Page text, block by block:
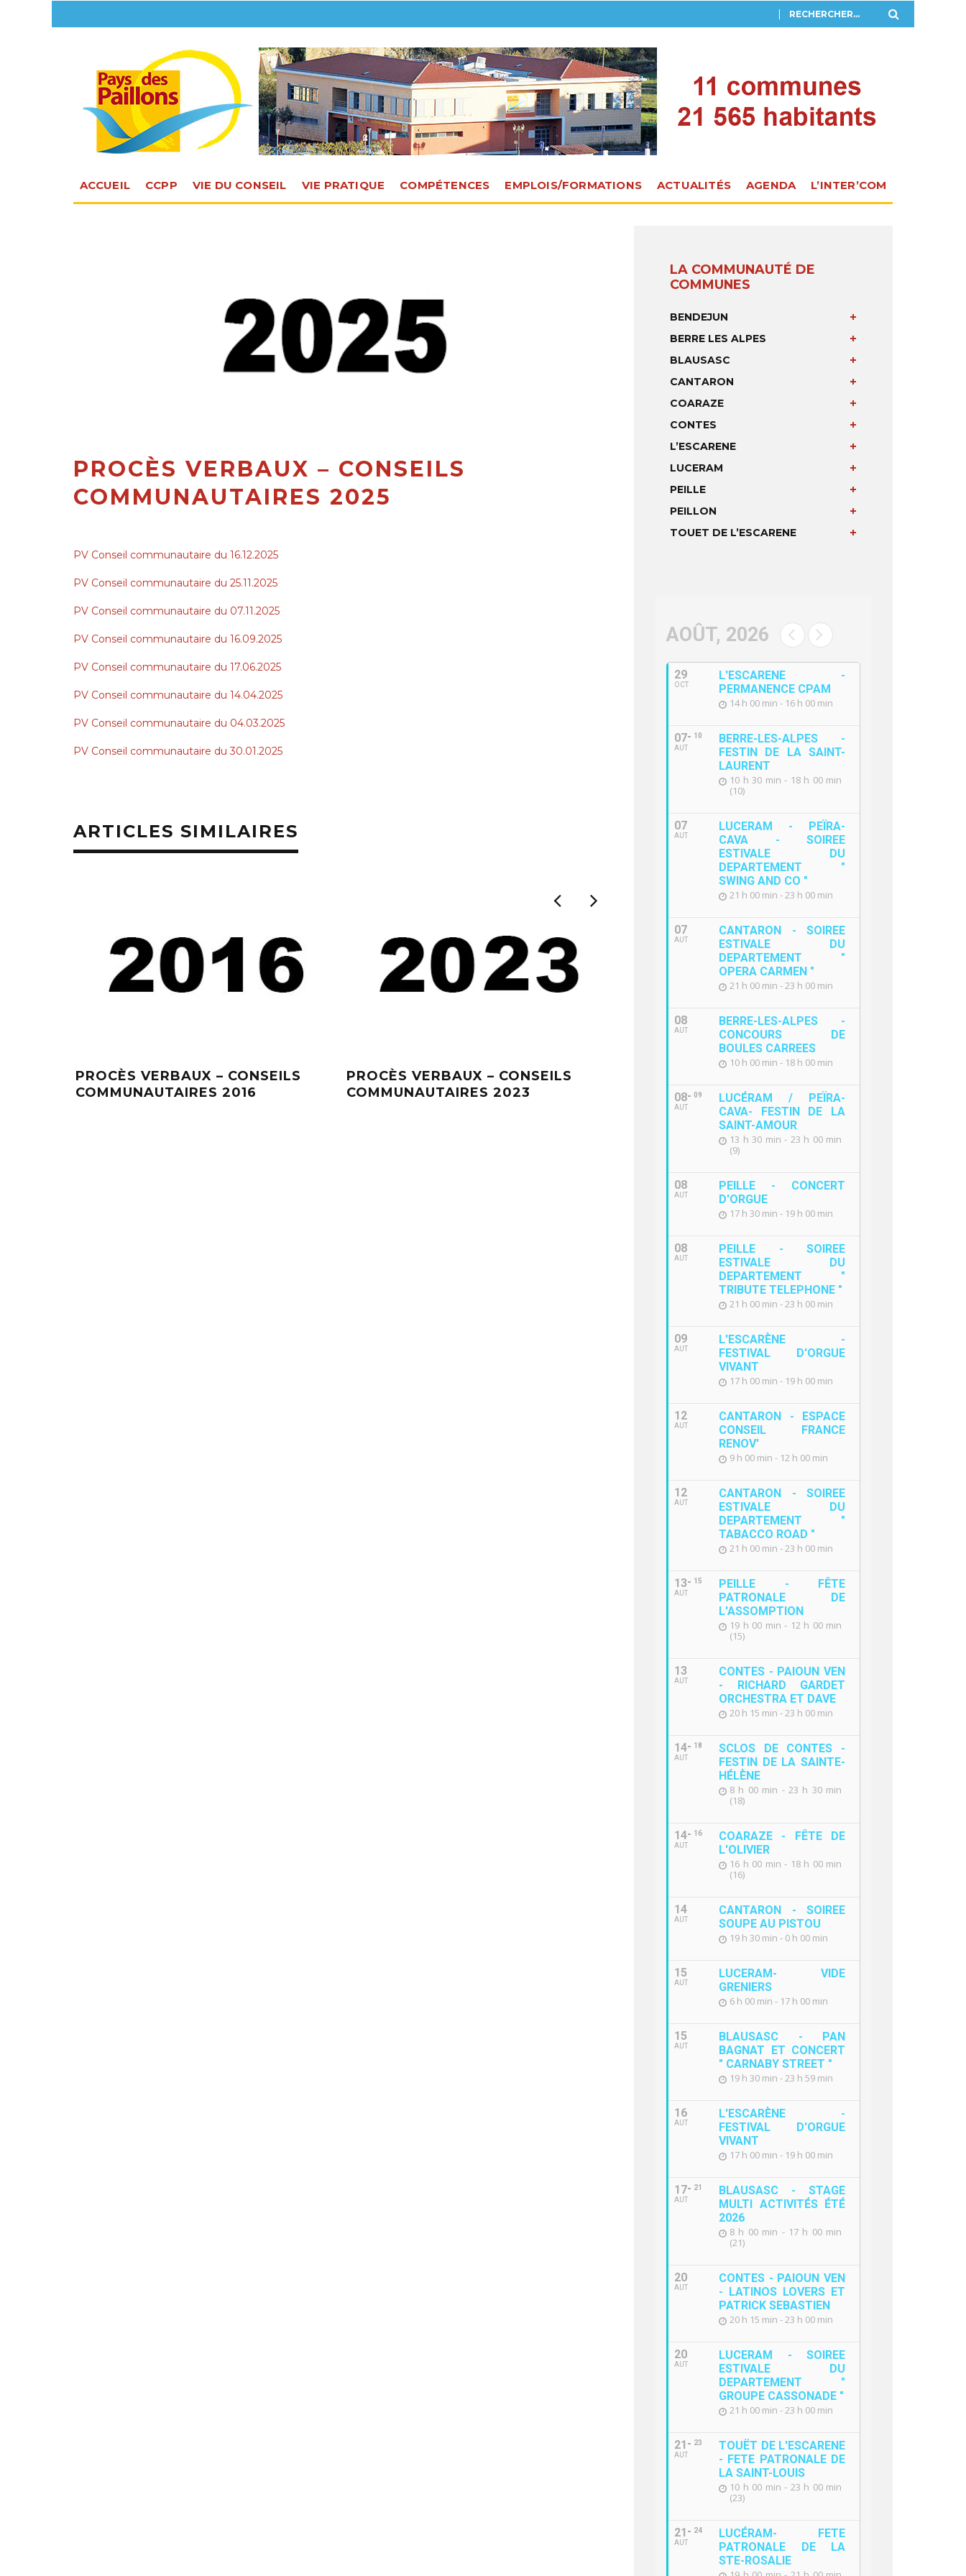
ACCUEIL CCPP VIE DU CONSEIL VIE PRATIQUE COMPÉTENCES EMPLOIS/FORMATIONS ACTUALITÉS AGENDA L’INTER’COM
PROCÈS VERBAUX – CONSEILS
COMMUNAUTAIRES 2025
PV Conseil communautaire du 16.12.2025
PV Conseil communautaire du 25.11.2025
PV Conseil communautaire du 07.11.2025
PV Conseil communautaire du 16.09.2025
PV Conseil communautaire du 17.06.2025
PV Conseil communautaire du 14.04.2025
PV Conseil communautaire du 04.03.2025
PV Conseil communautaire du 30.01.2025
ARTICLES SIMILAIRES
PROCÈS VERBAUX – CONSEILS
COMMUNAUTAIRES 2016
PROCÈS VERBAUX – CONSEILS
COMMUNAUTAIRES 2023
COMMUNAUTAIRES 2022
LA COMMUNAUTÉ DE
COMMUNES
BENDEJUN
BERRE LES ALPES
BLAUSASC
CANTARON
COARAZE
CONTES
L’ESCARENE
LUCERAM
PEILLE
PEILLON
TOUET DE L’ESCARENE
AOÛT, 2026
29
OCT
L'ESCARENE -
PERMANENCE CPAM
14 h 00 min - 16 h 00 min
07
AUT
10
BERRE-LES-ALPES -
FESTIN DE LA SAINT-
LAURENT
10 h 30 min - 18 h 00 min
(10)
07
AUT
LUCERAM - PEÏRA-
CAVA - SOIREE
ESTIVALE DU
DEPARTEMENT "
SWING AND CO "
21 h 00 min - 23 h 00 min
07
AUT
CANTARON - SOIREE
ESTIVALE DU
DEPARTEMENT "
OPERA CARMEN "
21 h 00 min - 23 h 00 min
08
AUT
BERRE-LES-ALPES -
CONCOURS DE
BOULES CARREES
10 h 00 min - 18 h 00 min
08
AUT
09
LUCÉRAM / PEÏRA-
CAVA- FESTIN DE LA
SAINT-AMOUR
13 h 30 min - 23 h 00 min
(9)
08
AUT
PEILLE - CONCERT
D'ORGUE
17 h 30 min - 19 h 00 min
08
AUT
PEILLE - SOIREE
ESTIVALE DU
DEPARTEMENT "
TRIBUTE TELEPHONE "
21 h 00 min - 23 h 00 min
09
AUT
L'ESCARÈNE -
FESTIVAL D'ORGUE
VIVANT
17 h 00 min - 19 h 00 min
12
AUT
CANTARON - ESPACE
CONSEIL FRANCE
RENOV'
9 h 00 min - 12 h 00 min
12
AUT
CANTARON - SOIREE
ESTIVALE DU
DEPARTEMENT "
TABACCO ROAD "
21 h 00 min - 23 h 00 min
13
AUT
15
PEILLE - FÊTE
PATRONALE DE
L'ASSOMPTION
19 h 00 min - 12 h 00 min
(15)
13
AUT
CONTES - PAIOUN VEN
- RICHARD GARDET
ORCHESTRA ET DAVE
20 h 15 min - 23 h 00 min
14
AUT
18
SCLOS DE CONTES -
FESTIN DE LA SAINTE-
HÉLÈNE
8 h 00 min - 23 h 30 min
(18)
14
AUT
16
COARAZE - FÊTE DE
L'OLIVIER
16 h 00 min - 18 h 00 min
(16)
14
AUT
CANTARON - SOIREE
SOUPE AU PISTOU
19 h 30 min - 0 h 00 min
15
AUT
LUCERAM- VIDE
GRENIERS
6 h 00 min - 17 h 00 min
15
AUT
BLAUSASC - PAN
BAGNAT ET CONCERT
" CARNABY STREET "
19 h 30 min - 23 h 59 min
16
AUT
L'ESCARÈNE -
FESTIVAL D'ORGUE
VIVANT
17 h 00 min - 19 h 00 min
17
AUT
21
BLAUSASC - STAGE
MULTI ACTIVITÉS ÉTÉ
2026
8 h 00 min - 17 h 00 min
(21)
20
AUT
CONTES - PAIOUN VEN
- LATINOS LOVERS ET
PATRICK SEBASTIEN
20 h 15 min - 23 h 00 min
20
AUT
LUCERAM - SOIREE
ESTIVALE DU
DEPARTEMENT "
GROUPE CASSONADE "
21 h 00 min - 23 h 00 min
21
AUT
23
TOUËT DE L'ESCARENE
- FETE PATRONALE DE
LA SAINT-LOUIS
10 h 00 min - 23 h 00 min
(23)
21
AUT
24
LUCÉRAM- FETE
PATRONALE DE LA
STE-ROSALIE